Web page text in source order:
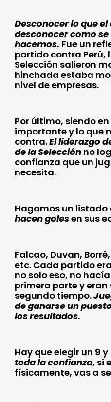
Desconocer lo que
desconocer como
hacemos. Fue un
partido contra Perú,
Selección salieron
hinchada estaba
nivel de empresas.
Por último, siendo
importante y lo que
contra.El liderazgo
de la Selección no
confianza que un
necesita.
Hagamos un listado
hacen golesen sus
Falcao, Duvan,
etc. Cada partido
no solo eso, no
primera parte y
segundo tiempo.
de ganarse un
los resultados.
Hay que elegir un 9 y
toda la confianza, si
físicamente, vas a